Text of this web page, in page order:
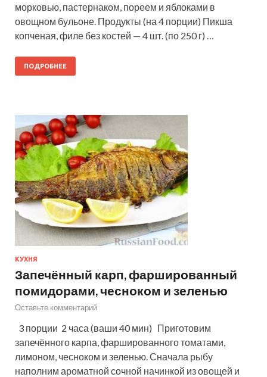
морковью, пастернаком, пореем и яблоками в
овощном бульоне. Продукты (на 4 порции) Пикша
копченая, филе без костей — 4 шт. (по 250 г) …
ПОДРОБНЕЕ
КУХНЯ
Запечённый карп, фаршированный
помидорами, чесноком и зеленью
Оставьте комментарий
3 порции 2 часа (ваши 40 мин) Приготовим
запечённого карпа, фаршированного томатами,
лимоном, чесноком и зеленью. Сначала рыбу
наполним ароматной сочной начинкой из овощей и